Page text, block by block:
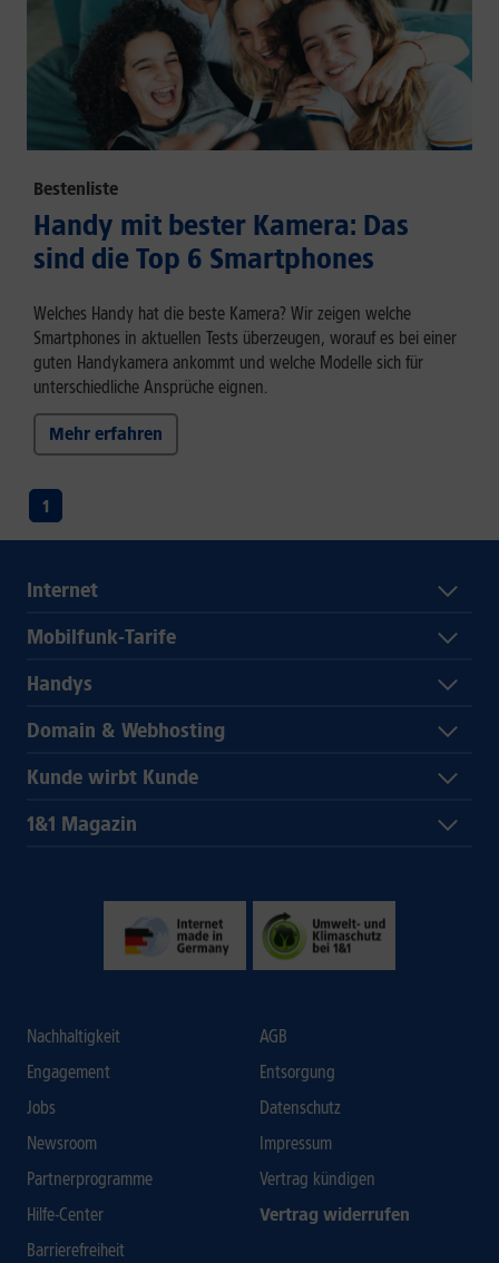
Bestenliste
Handy mit bester Kamera: Das
sind die Top 6 Smartphones
Welches Handy hat die beste Kamera? Wir zeigen welche
Smartphones in aktuellen Tests überzeugen, worauf es bei einer
guten Handykamera ankommt und welche Modelle sich für
unterschiedliche Ansprüche eignen.
Mehr erfahren
1
Internet
Mobilfunk-Tarife
Handys
Domain & Webhosting
Kunde wirbt Kunde
1&1 Magazin
Nachhaltigkeit
Engagement
Jobs
Newsroom
Partnerprogramme
Hilfe-Center
Barrierefreiheit
AGB
Entsorgung
Datenschutz
Impressum
Vertrag kündigen
Vertrag widerrufen